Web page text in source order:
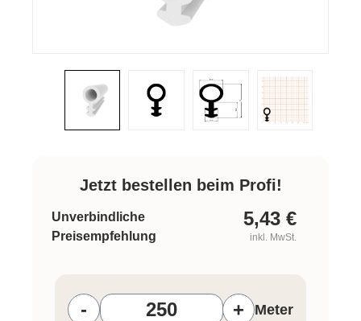
Jetzt bestellen beim Profi!
Unverbindliche
Preisempfehlung
5,43 €
inkl. MwSt.
- + Meter